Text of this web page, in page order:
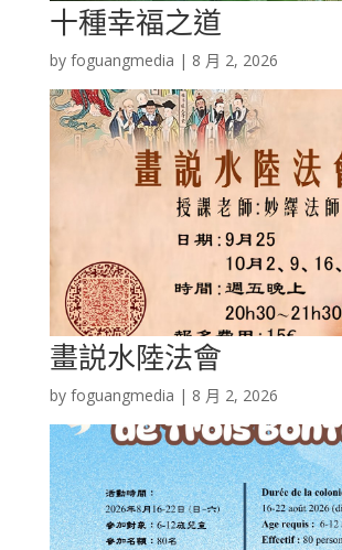
十種幸福之道
by foguangmedia | 8 月 2, 2026
畫説水陸法會
by foguangmedia | 8 月 2, 2026